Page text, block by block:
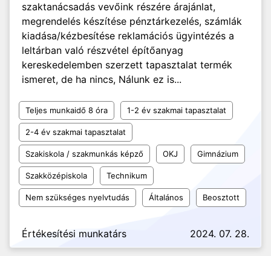
szaktanácsadás vevőink részére árajánlat,
megrendelés készítése pénztárkezelés, számlák
kiadása/kézbesítése reklamációs ügyintézés a
leltárban való részvétel építőanyag
kereskedelemben szerzett tapasztalat termék
ismeret, de ha nincs, Nálunk ez is...
Teljes munkaidő 8 óra 1-2 év szakmai tapasztalat
2-4 év szakmai tapasztalat
Szakiskola / szakmunkás képző OKJ Gimnázium
Szakközépiskola Technikum
Nem szükséges nyelvtudás Általános Beosztott
Értékesítési munkatárs 2024. 07. 28.